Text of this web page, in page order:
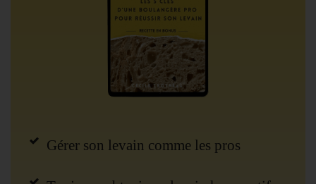
Gérer son levain comme les pros